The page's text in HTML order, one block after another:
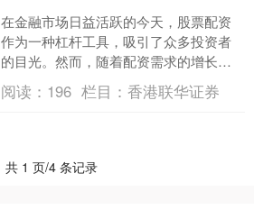
在金融市场日益活跃的今天，股票配资
作为一种杠杆工具，吸引了众多投资者
的目光。然而，随着配资需求的增长，
市场上也涌现出形形色色的配资平台，
其中良莠不齐，风险暗藏。....
阅读： 196 栏目： 香港联华证券
共 1 页/4 条记录